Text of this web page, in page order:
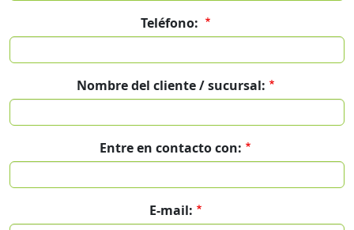
Teléfono:
Nombre del cliente / sucursal:
Entre en contacto con:
E-mail: